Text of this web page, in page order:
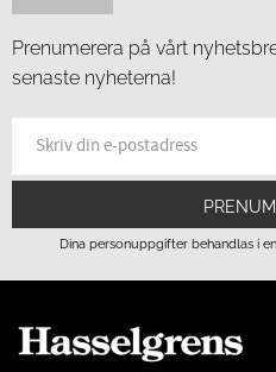
Prenumerera på vårt
senaste nyheterna!
Dina personuppgifter behandlas i